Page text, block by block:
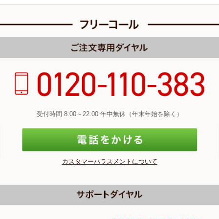
受付時間 8:00～22:00 年中無休（年末年始を除く）
カスタマーハラスメントについて